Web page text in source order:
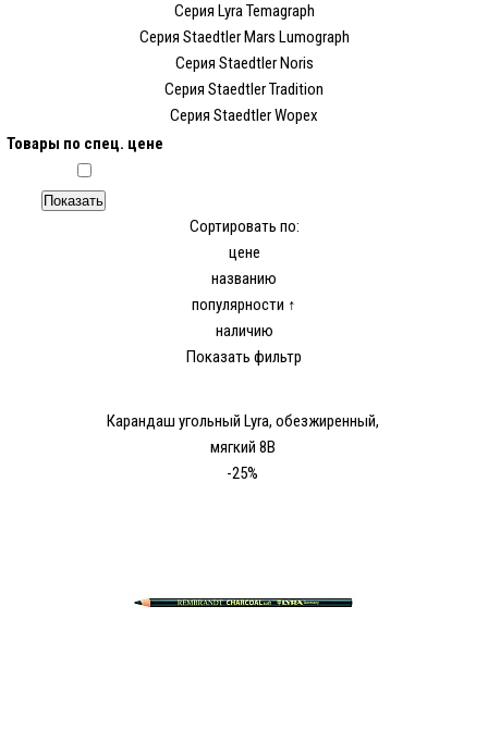
Серия Lyra Temagraph
Серия Staedtler Mars Lumograph
Серия Staedtler Noris
Серия Staedtler Tradition
Серия Staedtler Wopex
Товары по спец. цене
Сортировать по:
цене
названию
популярности ↑
наличию
Показать фильтр
Карандаш угольный Lyra, обезжиренный,
мягкий 8В
-25%